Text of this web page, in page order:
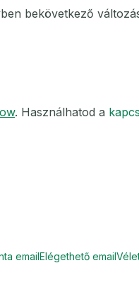
bekövetkező
. Használhatod a
email Elégethető email